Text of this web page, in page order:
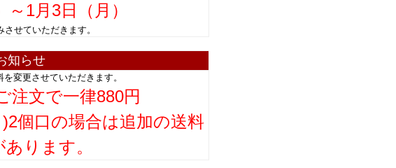
1月3日（月）
させていただきます。
知らせ
変更させていただきます。
注文で一律880円
個口の場合は追加の送料
ります。